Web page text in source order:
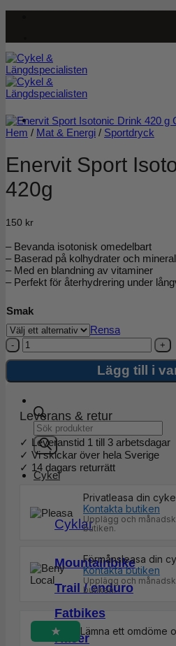
Products
search
Cykel
Cyklar
Mountainbike
Trail / enduro
Fatbikes
Racer
Hem / Mat & Energi / Sportdryck
Enervit Sport
420g
150 kr
– Bevanda isotonisk omedelbart
– Baserad på kolhydrater och
– Med en blandning av vitaminer
– Perfekt för återhydrering under
Smak
Rensa
Enervit
Sport
Drink
mängd
Lägg till i
Leverans & retur
✓ Leveranstid 1 till 3 arbetsdagar
✓ Vi skickar över hela Sverige
✓ 14 dagars returrätt
Privatleasa din
Kontakta butiken
Upplägg och
butiken.
Förmånsleasa din
Kontakta butiken
Upplägg och
butiken.
Lämna ett omdöme